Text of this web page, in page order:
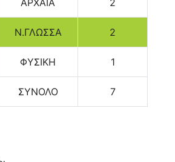
ΑΡΧΑΙΑ 2
Ν.ΓΛΩΣΣΑ 2
ΦΥΣΙΚΗ 1
ΣΥΝΟΛΟ 7